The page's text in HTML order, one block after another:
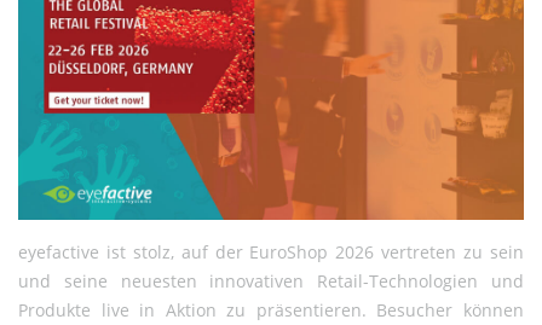
eyefactive ist stolz, auf der EuroShop 2026 vertreten zu sein
und seine neuesten innovativen Retail-Technologien und
Produkte live in Aktion zu präsentieren. Besucher können